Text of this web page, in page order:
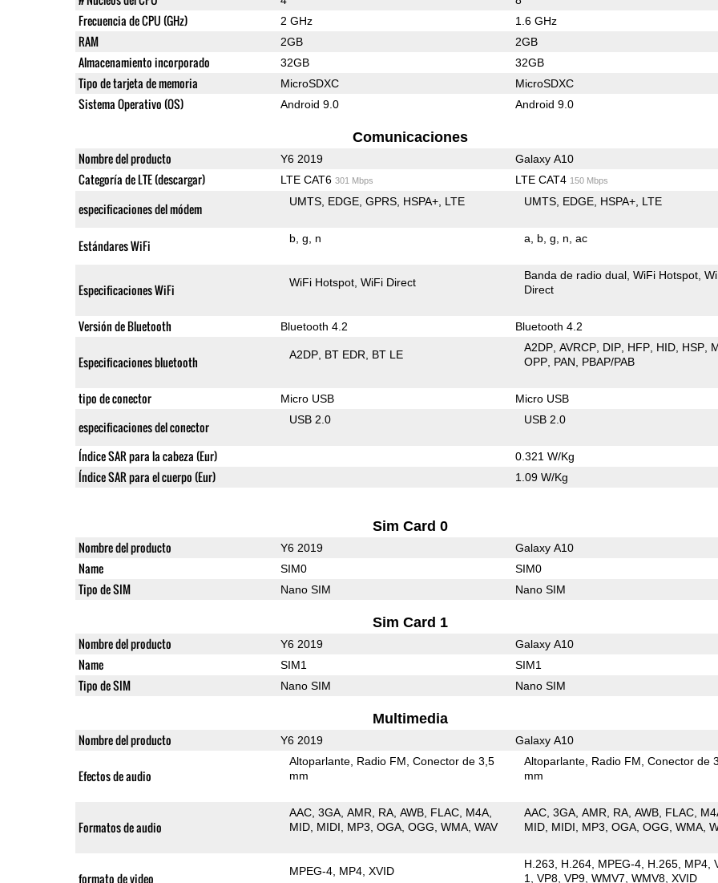
Frecuencia de CPU (GHz) 2 GHz 1.6 GHz
RAM 2GB 2GB
Almacenamiento incorporado 32GB 32GB
Tipo de tarjeta de memoria MicroSDXC MicroSDXC
Sistema Operativo (OS) Android 9.0 Android 9.0
Comunicaciones
Nombre del producto Y6 2019 Galaxy A10
Categoría de LTE (descargar) LTE CAT6 301 Mbps LTE CAT4 150 Mbps
especificaciones del módem UMTS EDGE GPRS HSPA+ LTE UMTS EDGE HSPA+ LTE
Estándares WiFi b g n a b g n ac
Especificaciones WiFi WiFi Hotspot WiFi Direct
Banda de radio dual WiFi Hotspot
Direct
Versión de Bluetooth Bluetooth 4.2 Bluetooth 4.2
Especificaciones bluetooth A2DP BT EDR BT LE
A2DP AVRCP DIP HFP HID HSP
OPP PAN PBAP/PAB
tipo de conector Micro USB Micro USB
especificaciones del conector USB 2.0 USB 2.0
Índice SAR para la cabeza (Eur) 0.321 W/Kg
Índice SAR para el cuerpo (Eur) 1.09 W/Kg
Sim Card 0
Nombre del producto Y6 2019 Galaxy A10
Name SIM0 SIM0
Tipo de SIM Nano SIM Nano SIM
Sim Card 1
Nombre del producto Y6 2019 Galaxy A10
Name SIM1 SIM1
Tipo de SIM Nano SIM Nano SIM
Multimedia
Nombre del producto Y6 2019 Galaxy A10
Efectos de audio
Altoparlante Radio FM Conector de 3,5
mm
Altoparlante Radio FM Conector de
mm
Formatos de audio
AAC 3GA AMR RA AWB FLAC M4A
MID MIDI MP3 OGA OGG WMA WAV
AAC 3GA AMR RA AWB FLAC
MID MIDI MP3 OGA OGG WMA
formato de video MPEG-4 MP4 XVID
H.263 H.264 MPEG-4 H.265 MP4
1
VP8 VP9 WMV7 WMV8 XVID